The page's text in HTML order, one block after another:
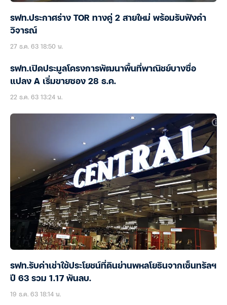
รฟท.ประกาศร่าง TOR ทางคู่ 2 สายใหม่ พร้อมรับฟังคำ
วิจารณ์
27 ธ.ค. 63 18:50 น.
รฟท.เปิดประมูลโครงการพัฒนาพื้นที่พาณิชย์บางซื่อ
แปลง A เริ่มขายซอง 28 ธ.ค.
22 ธ.ค. 63 13:24 น.
รฟท.รับค่าเช่าใช้ประโยชน์ที่ดินย่านพหลโยธินจากเซ็นทรัลฯ
ปี 63 รวม 1.17 พันลบ.
19 ธ.ค. 63 18:14 น.